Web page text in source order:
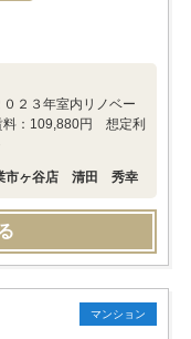
２３年室内リノベー
：109,880円 想定利
市ヶ谷店 清田 秀幸
マンション